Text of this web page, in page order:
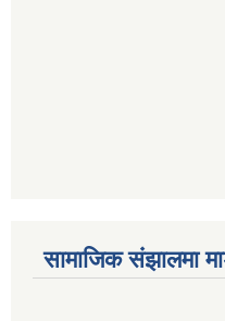
सामाजिक संझालमा